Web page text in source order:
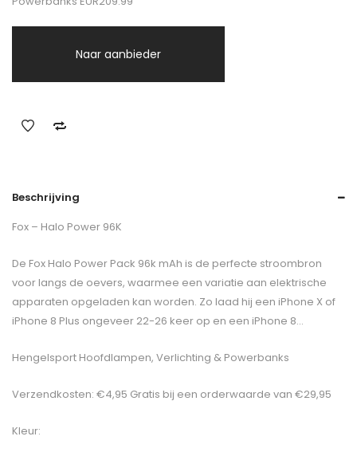
Naar aanbieder
Beschrijving
Fox – Halo Power 96K
De Fox Halo Power Pack 96k mAh is de perfecte stroombron
voor langs de oevers, waarmee een variatie aan elektrische
apparaten opgeladen kan worden. Zo laad hij een iPhone X of
iPhone 8 Plus ongeveer 22-26 keer op en een iPhone 8…
Hengelsport Hoofdlampen, Verlichting & Powerbanks
Verzendkosten: €4,95 Gratis bij een orderwaarde van €29,95
Kleur: